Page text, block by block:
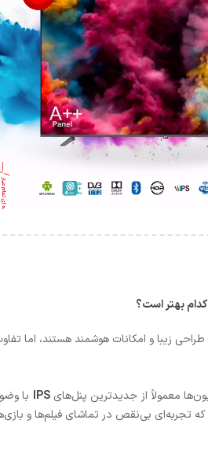
طراحی زیبا و امکانات هوشمند هستند، اما
معمولاً از جدیدترین پنل‌هایIPS با
تجربه‌ای بی‌نقص در تماشای فیلم‌ها و